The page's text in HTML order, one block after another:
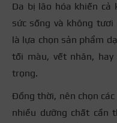
Da bị lão hóa khiến cả
sức sống và không
là lựa chọn sản phẩm
tối màu, vết nhăn,
trọng.
Đồng thời, nên chọn
nhiều dưỡng chất cần